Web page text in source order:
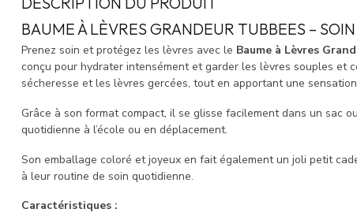
BAUME À LÈVRES GRANDEUR TUBBEES –
Prenez soin et protégez les lèvres avec le Baume à Lèvres
conçu pour hydrater intensément et garder les lèvres souples et
sécheresse et les lèvres gercées, tout en apportant une
Grâce à son format compact, il se glisse facilement dans un sac
quotidienne à l’école ou en déplacement.
Son emballage coloré et joyeux en fait également un joli petit
à leur routine de soin quotidienne.
Caractéristiques :